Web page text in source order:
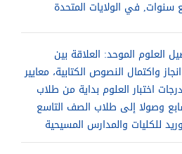
سنوات, في الولايات المتحدة
العلوم الموحد: العلاقة بين
واكتمال النصوص الكتابية، معايير
اختبار العلوم بداية من طلاب
وصولا إلى طلاب الصف التاسع
للكليات والمدارس المسيحية